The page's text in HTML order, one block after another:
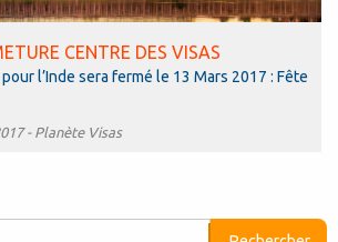
CENTRE DES VISAS
l’Inde sera fermé le 13 Mars 2017 : Fête
- Planète Visas